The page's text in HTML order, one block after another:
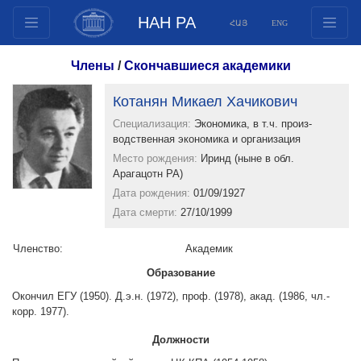
НАН РА ՀԱՅ ENG
Документы
Инновационные предложения
Публикации
Фонды
Международное сотрудничество
Молодежные программы
Фотогалерея
Видеогалерея
Члены /Скончавшиеся академики
Котанян Микаел Хачикович
Специализация: Экономика, в т.ч. произ-
водственная экономика и организация
Место рождения: Иринд (ныне в обл.
Арагацотн РА)
Дата рождения: 01/09/1927
Дата смерти: 27/10/1999
Членство:
Aкадемик
Образование
Окончил ЕГУ (1950). Д.э.н. (1972), проф. (1978), акад. (1986, чл.-
корр. 1977).
Должности